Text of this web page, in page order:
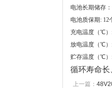
电池长期储存
电池质保期: 12
充电温度（℃
放电温度（℃
贮存温度（℃
循环寿命长
上一篇：